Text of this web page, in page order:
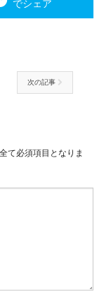
でシェア
次の記事
て必須項目となりま